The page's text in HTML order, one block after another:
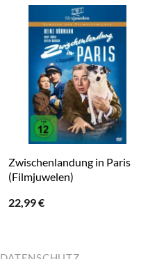
Zwischenlandung in Paris
(Filmjuwelen)
22,99€